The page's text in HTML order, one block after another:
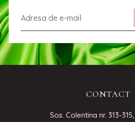
CONTACT
Sos. Colentina nr. 313-